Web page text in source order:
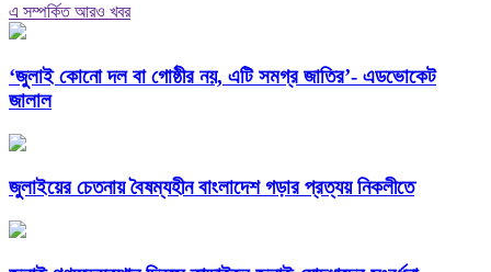
এ সম্পর্কিত আরও খবর
‘জুলাই কোনো দল বা গোষ্ঠীর নয়, এটি সমগ্র জাতির’- এডভোকেট
জালাল
জুলাইয়ের চেতনায় বৈষম্যহীন বাংলাদেশ গড়ার প্রত্যয় নিকলীতে